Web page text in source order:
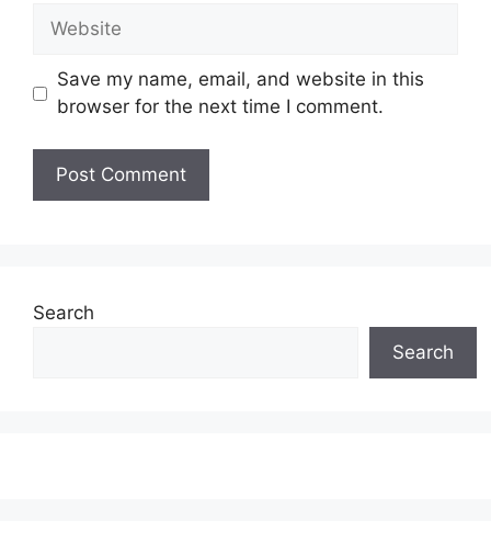
Website
Save my name, email, and website in this
browser for the next time I comment.
Search
Search